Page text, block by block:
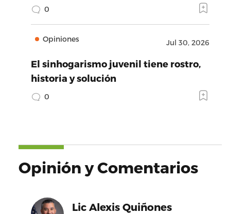
0
Opiniones Jul 30, 2026
El sinhogarismo juvenil tiene rostro,
historia y solución
0
Opinión y Comentarios
Lic Alexis Quiñones